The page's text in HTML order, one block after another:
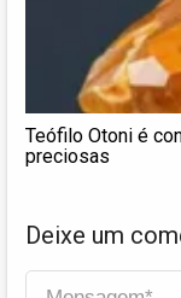
Teófilo Otoni é
preciosas
Deixe um